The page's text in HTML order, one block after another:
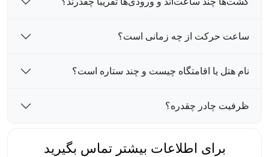
ساعت حرکت از چه زمانی است؟
نام هتل یا اقامتگاه چیست و چند ستاره است؟
ظرفیت چادر چقدره؟
برای اطلاعات بیشتر تماس بگیرید